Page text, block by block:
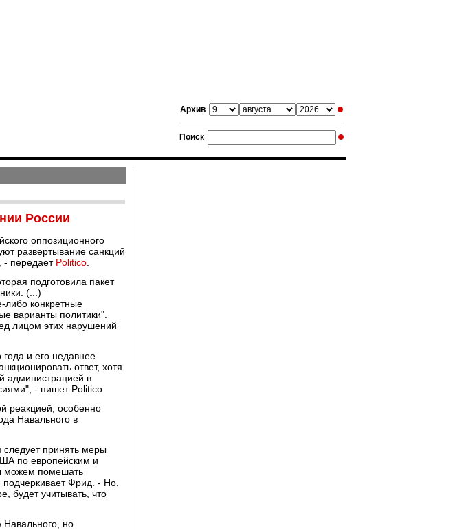
Архив
Поиск
России
оппозиционного
развертывание санкций
- передает Politico
подготовила пакет
(...)
либо конкретные
варианты политики".
лицом этих нарушений
и его недавнее
ответ, хотя
администрацией в
- пишет Politico.
реакцией, особенно
Навального в
принять меры
по европейским и
можем помешать
подчеркивает Фрид. - Но,
будет учитывать, что
Навального, но